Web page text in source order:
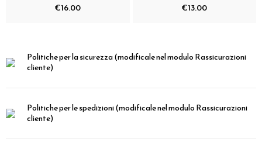
€16.00
€13.00
Politiche per la sicurezza(modificale nel modulo Rassicurazioni
cliente)
Politiche per le spedizioni(modificale nel modulo Rassicurazioni
cliente)